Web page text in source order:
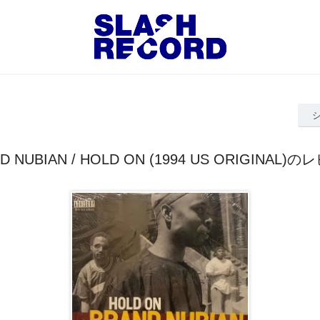
NUBIAN / HOLD ON (1994 US ORIGINAL)のレ